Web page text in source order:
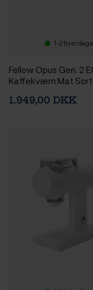
1-2 hverdage
Fellow Opus Gen. 2
Kaffekværn Mat Sort
1.949,00 DKK